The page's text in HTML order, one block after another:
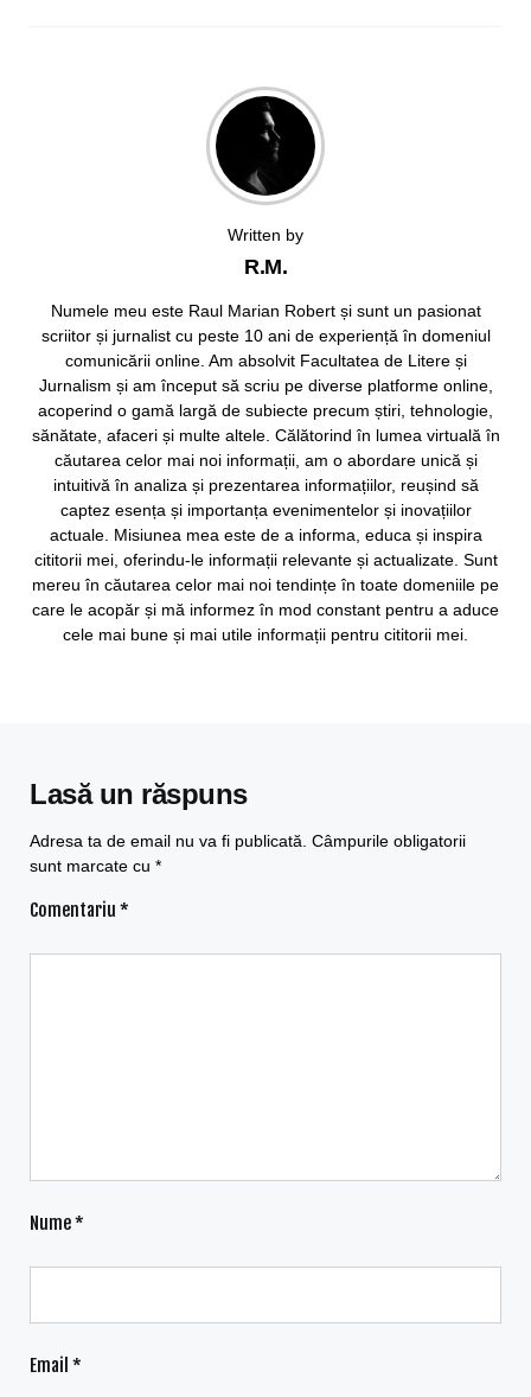
Written by
R.M.
Numele meu este Raul Marian Robert și sunt un pasionat
scriitor și jurnalist cu peste 10 ani de experiență în domeniul
comunicării online. Am absolvit Facultatea de Litere și
Jurnalism și am început să scriu pe diverse platforme online,
acoperind o gamă largă de subiecte precum știri, tehnologie,
sănătate, afaceri și multe altele. Călătorind în lumea virtuală în
căutarea celor mai noi informații, am o abordare unică și
intuitivă în analiza și prezentarea informațiilor, reușind să
captez esența și importanța evenimentelor și inovațiilor
actuale. Misiunea mea este de a informa, educa și inspira
cititorii mei, oferindu-le informații relevante și actualizate. Sunt
mereu în căutarea celor mai noi tendințe în toate domeniile pe
care le acopăr și mă informez în mod constant pentru a aduce
cele mai bune și mai utile informații pentru cititorii mei.
Lasă un răspuns
Adresa ta de email nu va fi publicată. Câmpurile obligatorii
sunt marcate cu *
Comentariu *
Nume*
Email *